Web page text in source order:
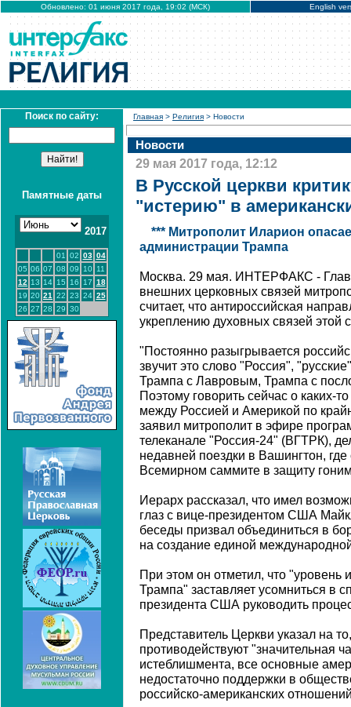
Обновлено: 01 июня 2017 года, 19:02 (МСК) English
Поиск по сайту:
Памятные даты
2017
01 02 03 04
05 06 07 08 09 10
11
12 13 14 15 16 17 18
19 20 21 22 23 24 25
26 27 28 29 30
Главная > Религия > Новости
Новости
29 мая 2017 года, 12:12
В Русской церкви
"истерию" в
*** Митрополит Иларион
администрации Трампа
Москва. 29 мая. ИНТЕРФАКС -
внешних церковных связей
считает, что антироссийская
укреплению духовных связей этой
"Постоянно разыгрывается
звучит это слово "Россия",
Трампа с Лавровым, Трампа с
Поэтому говорить сейчас о каких-
между Россией и Америкой по
заявил митрополит в эфире
телеканале "Россия-24" (ВГТРК),
недавней поездки в Вашингтон,
Всемирном саммите в защиту
Иерарх рассказал, что имел
глаз с вице-президентом США
беседы призвал объединиться в
на создание единой
При этом он отметил, что "уровень
Трампа" заставляет усомниться в
президента США руководить
Представитель Церкви указал на
противодействуют "значительная
истеблишмента, все основные
недостаточно поддержки в
российско-американских